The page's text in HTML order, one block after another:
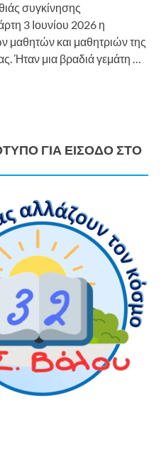
συγκίνησης
3 Ιουνίου 2026 η
μαθητών και μαθητριών της
Ήταν μια βραδιά γεμάτη …
ΓΙΑ ΕΊΣΟΔΟ ΣΤΟ